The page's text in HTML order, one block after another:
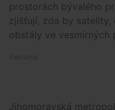
prostorách bývalého
zjišťují, zda by satelity,
obstály ve vesmírných
Jihomoravská